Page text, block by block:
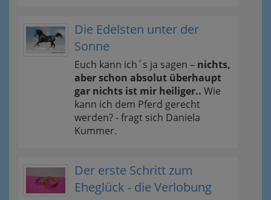
Die Edelsten unter der
Sonne
Euch kann ich´s ja sagen – nichts,
aber schon absolut überhaupt
gar nichts ist mir heiliger.. Wie
kann ich dem Pferd gerecht
werden? - fragt sich Daniela
Kummer.
Der erste Schritt zum
Eheglück - die Verlobung